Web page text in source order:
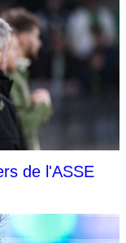
de l'ASSE